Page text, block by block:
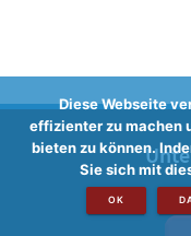
Diese Webseite
effizienter zu machen
bieten zu können.
Sie sich mit
OK